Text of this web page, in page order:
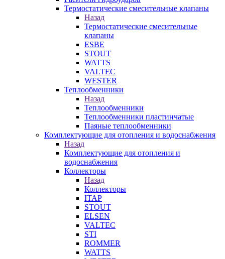
Термостатические смесительные клапаны
Назад
Термостатические смесительные
клапаны
ESBE
STOUT
WATTS
VALTEC
WESTER
Теплообменники
Назад
Теплообменники
Теплообменники пластинчатые
Паяные теплообменники
Комплектующие для отопления и водоснабжения
Назад
Комплектующие для отопления и
водоснабжения
Коллекторы
Назад
Коллекторы
ITAP
STOUT
ELSEN
VALTEC
STI
ROMMER
WATTS